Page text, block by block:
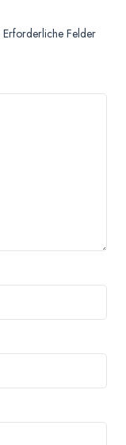
Erforderliche Felder